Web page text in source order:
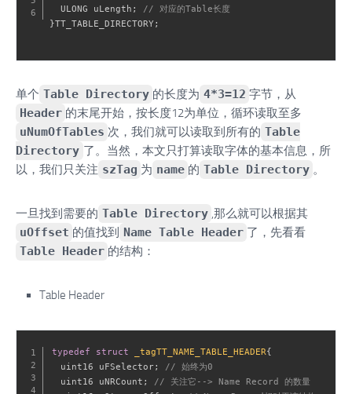
  ULONG uLength
;
// 对应的Table长度
}TT_TABLE_DIRECTORY;
单个 Table Directory 的长度为 4*3=12 字节，从
Header 的末尾开始，按长度12为单位，循环读取至多
uNumOfTables 次，我们就可以读取到所有的 Table
Directory 了。当然，本文只打算读取字体的基本信息，所
以，我们只关注 szTag 为 name 的 Table Directory 。
一旦找到需要的 Table Directory ,那么就可以根据其
uOffset 的值找到 Name Table Header 了，先看看
Table Header 的结构：
Table Header
typedef struct _tagTT_NAME_TABLE_HEADER{
  uint16 uFSelector
;
// 始终为0
  uint16 uNRCount
;
// 关注它--> Name Record 的数量